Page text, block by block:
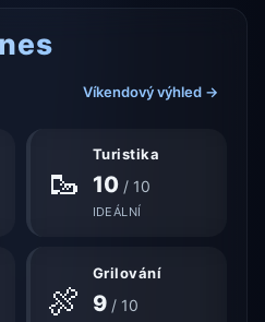
Víkendový výhled →
🥾
Turistika
10/ 10
IDEÁLNÍ
🍖
Grilování
9/ 10